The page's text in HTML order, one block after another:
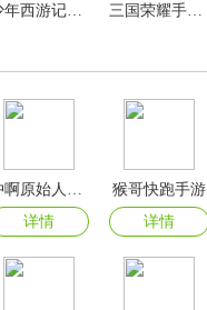
三国荣耀手机版
详情
猴哥快跑手游
详情